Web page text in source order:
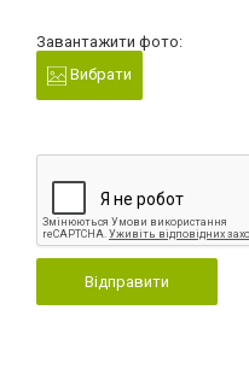
Завантажити фото:
Вибрати
Відправити